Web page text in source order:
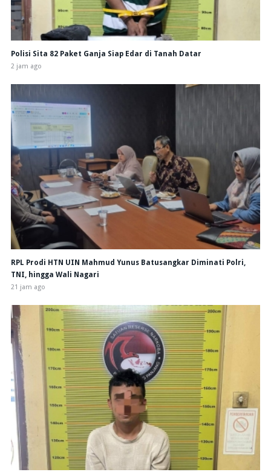
Polisi Sita 82 Paket Ganja Siap Edar di Tanah Datar
2 jam ago
RPL Prodi HTN UIN Mahmud Yunus Batusangkar Diminati Polri,
TNI, hingga Wali Nagari
21 jam ago